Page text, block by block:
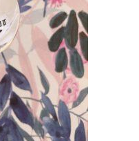
VINTAGE :
BABY